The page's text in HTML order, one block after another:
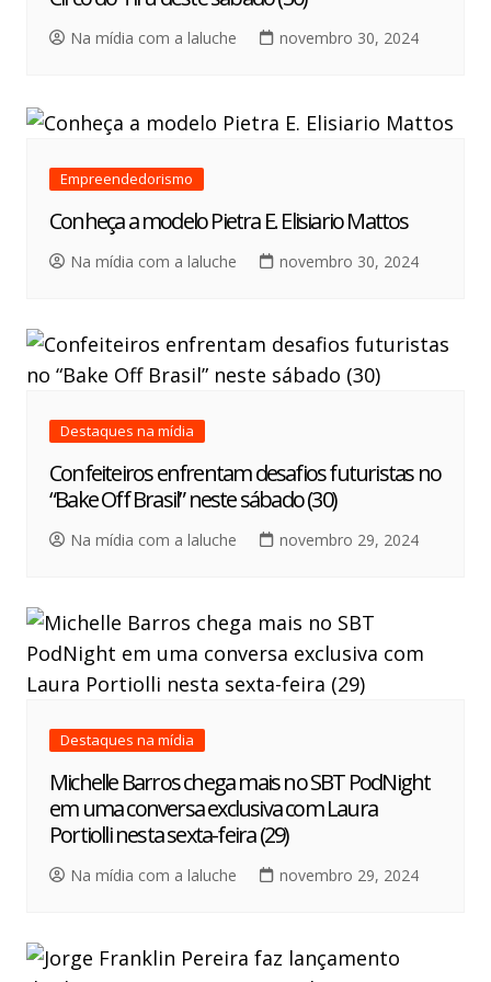
Na mídia com a laluche novembro 30, 2024
Empreendedorismo
Conheça a modelo Pietra E. Elisiario Mattos
Na mídia com a laluche novembro 30, 2024
Destaques na mídia
Confeiteiros enfrentam desafios futuristas no
“Bake Off Brasil” neste sábado (30)
Na mídia com a laluche novembro 29, 2024
Destaques na mídia
Michelle Barros chega mais no SBT PodNight
em uma conversa exclusiva com Laura
Portiolli nesta sexta-feira (29)
Na mídia com a laluche novembro 29, 2024